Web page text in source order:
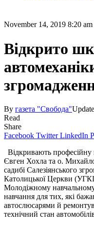
November 14, 2019 8:20 am
Відкрито
By газета "Свобода"
Read
Share
Facebook Twitter LinkedIn
Відкривають
Євген Хохла та о.
садибі Салезіянського
Католицької Церкви
Молодіжному навчальному
навчання для тих, які
автослюсарями й
технічний стан